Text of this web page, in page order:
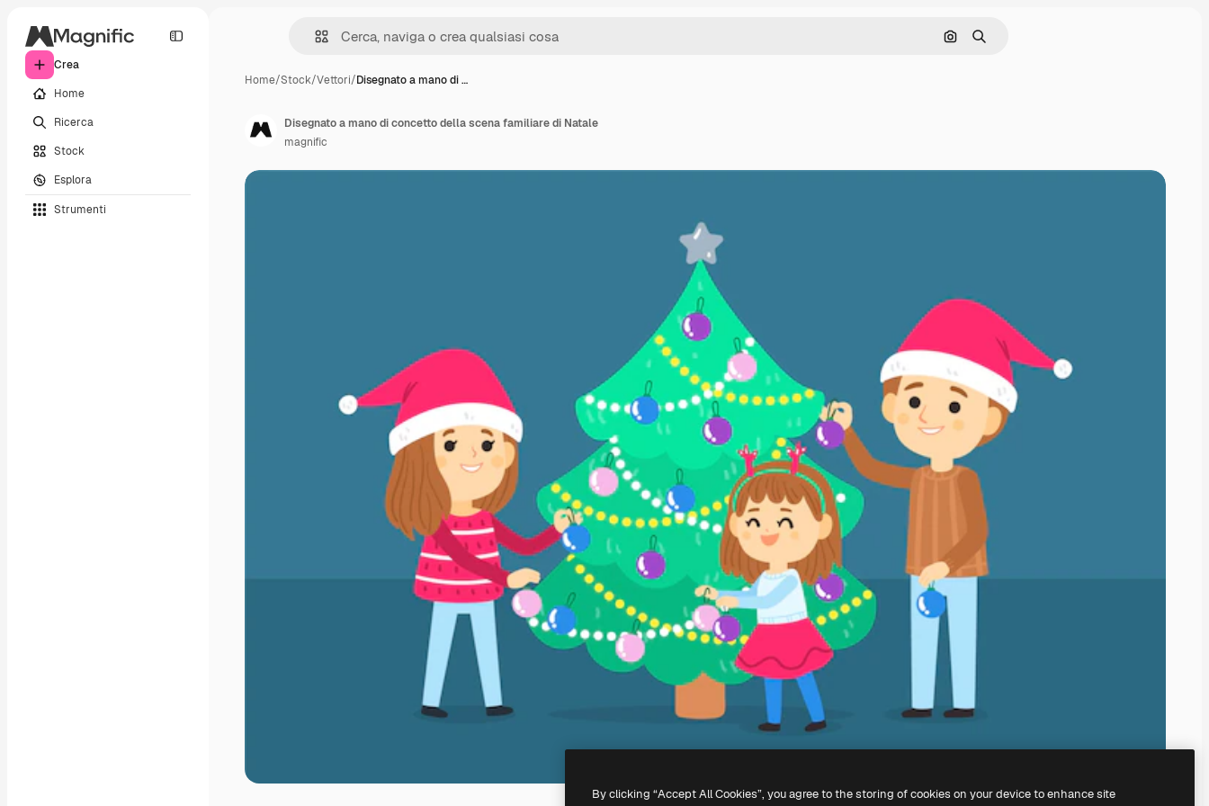
Crea
Home
Ricerca
Stock
Esplora
Strumenti
Cerca per immagine
Ricerca
Home/Stock/Vettori/Disegnato a mano di …
Disegnato a mano di concetto della scena familiare di Natale
magnific
By clicking “Accept All Cookies”, you agree to the storing of cookies on your device to enhance site